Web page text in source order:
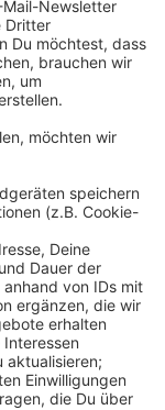
Jahr soll in
Die
Deutschland.
ist am
eine
Veranstalter
deutlich
und
werden,